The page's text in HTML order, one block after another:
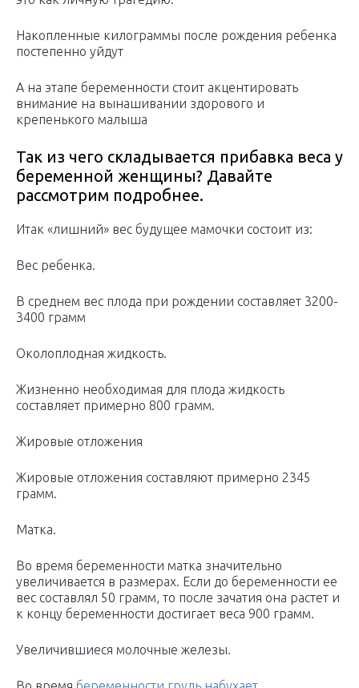
Накопленные килограммы после рождения ребенка
постепенно уйдут
А на этапе беременности стоит акцентировать
внимание на вынашивании здорового и
крепенького малыша
Так из чего складывается прибавка веса у
беременной женщины? Давайте
рассмотрим подробнее.
Итак «лишний» вес будущее мамочки состоит из:
Вес ребенка.
В среднем вес плода при рождении составляет 3200-
3400 грамм
Околоплодная жидкость.
Жизненно необходимая для плода жидкость
составляет примерно 800 грамм.
Жировые отложения
Жировые отложения составляют примерно 2345
грамм.
Матка.
Во время беременности матка значительно
увеличивается в размерах. Если до беременности ее
вес составлял 50 грамм, то после зачатия она растет и
к концу беременности достигает веса 900 грамм.
Увеличившиеся молочные железы.